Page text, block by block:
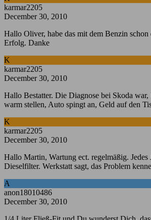
karmar2205
December 30, 2010
Hallo Oliver, habe das mit dem Benzin
Erfolg. Danke
K
karmar2205
December 30, 2010
Hallo Bestatter. Die Diagnose bei Skoda war,
warm stellen, Auto spingt an, Geld auf den
K
karmar2205
December 30, 2010
Hallo Martin, Wartung ect. regelmäßig. Jedes
Dieselfilter. Werkstatt sagt, das Problem
A
anon18010486
December 30, 2010